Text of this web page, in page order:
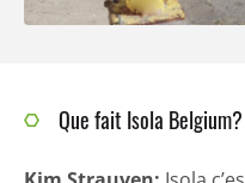
Que fait Isola Belgium?